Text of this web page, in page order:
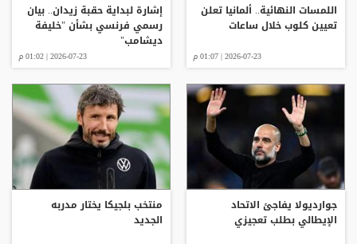
اللمسات النهائية.. ألمانيا تعلن
تعيين كلوب خلال ساعات
2026-07-23 | 01:07 م
إشارة لبداية حقبة زيدان.. بيان
رسمي فرنسي بشأن "خليفة
ديشامب"
2026-07-23 | 01:02 م
جوارديولا يفاجئ الاتحاد
الإيطالي بطلب تعجيزي
منتخب بلجيكا يختار مدربه
الجديد